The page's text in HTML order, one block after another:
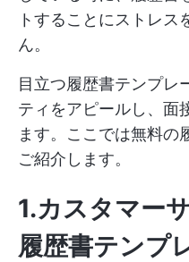
トすることにストレス
ん。
目立つ履歴書テンプレ
ティをアピールし、面
ます。ここでは無料の
ご紹介します。
1.カスタマー
履歴書テンプ